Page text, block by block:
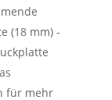
(18 mm) -
für mehr